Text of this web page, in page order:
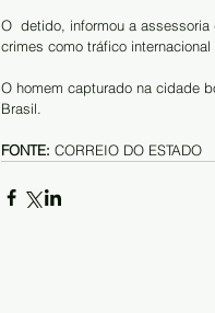
O  detido, informou a
crimes como tráfico
O homem capturado na cidade
Brasil.
FONTE: CORREIO DO ESTADO